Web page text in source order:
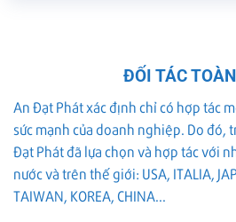
ĐỐI TÁC
An Đạt Phát xác định chỉ có hợp tác
sức mạnh của doanh nghiệp. Do đó,
Đạt Phát đã lựa chọn và hợp tác với
nước và trên thế giới: USA, ITALIA,
TAIWAN, KOREA, CHINA...